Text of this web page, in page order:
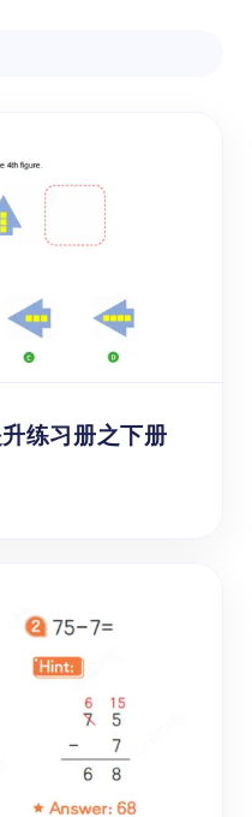
练习册之下册
提升练习册之下
文PDF学习资源,可
在学习数学时,提
题分析解决等能
计了一系列有趣的
,内容丰富,操作性
辅补充材料。